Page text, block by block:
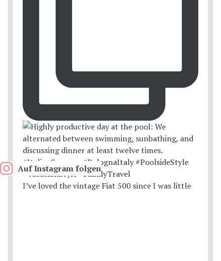
I’ve loved the vintage Fiat 500 since I was little
Auf Instagram folgen